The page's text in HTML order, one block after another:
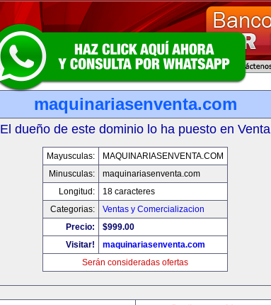
maquinariasenventa.com
El dueño de este dominio lo ha puesto en Venta
Mayusculas:
MAQUINARIASENVENTA.COM
Minusculas:
maquinariasenventa.com
Longitud:
18 caracteres
Categorias:
Ventas y Comercializacion
Precio:
$999.00
Visitar!
maquinariasenventa.com
Serán consideradas ofertas